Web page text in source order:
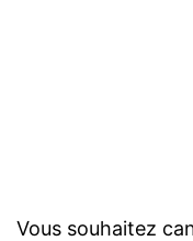
Vous souhaitez